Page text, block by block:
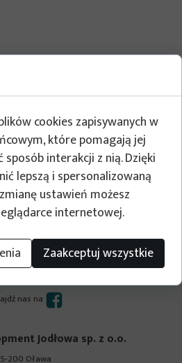
dla Ciebie
nas na
Jodłowa sp. z o.o.
200 Oława
cookies zapisywanych w
które pomagają jej
interakcji z nią. Dzięki
lepszą i spersonalizowaną
ustawień możesz
internetowej.
Zaakceptuj wszystkie